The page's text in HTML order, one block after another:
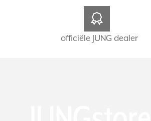
officiële JUNG dealer